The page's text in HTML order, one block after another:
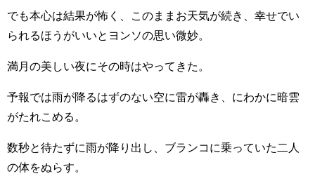
でも本心は結果が怖く、このままお天気が続き、幸せでい
られるほうがいいとヨンソの思い微妙。
満月の美しい夜にその時はやってきた。
予報では雨が降るはずのない空に雷が轟き、にわかに暗雲
がたれこめる。
数秒と待たずに雨が降り出し、ブランコに乗っていた二人
の体をぬらす。